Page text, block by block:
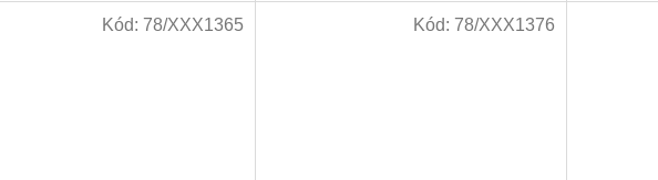
Kód: 78/XXX1365 Kód: 78/XXX1376